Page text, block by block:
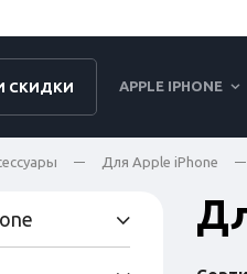
СКИДКИ APPLE IPHONE
Для Apple iPhone